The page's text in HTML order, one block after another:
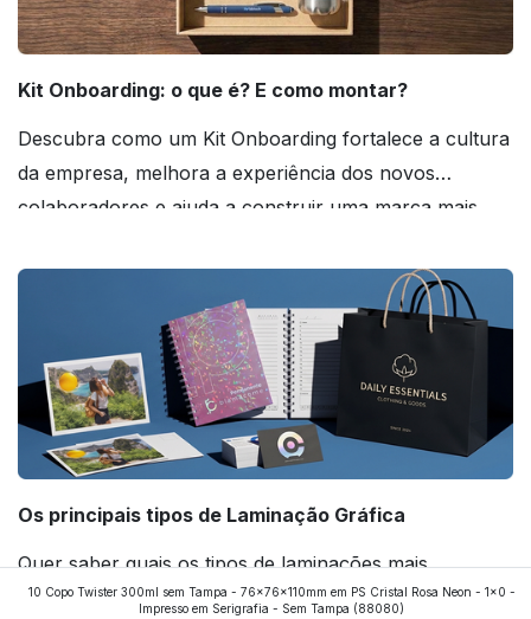
Kit Onboarding: o que é? E como montar?
Descubra como um Kit Onboarding fortalece a cultura
da empresa, melhora a experiência dos novos
colaboradores e ajuda a construir uma marca mais
Os principais tipos de Laminação Gráfica
Quer saber quais os tipos de laminações mais
aplicados nos impressos da gráfica FuturaIM? Então,
10 Copo Twister 300ml sem Tampa - 76x76x110mm em PS Cristal Rosa Neon - 1x0 -
Impresso em Serigrafia - Sem Tampa (88080)